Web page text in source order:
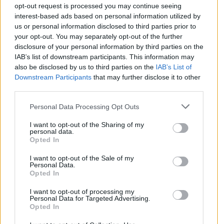
opt-out request is processed you may continue seeing
interest-based ads based on personal information utilized by
us or personal information disclosed to third parties prior to
your opt-out. You may separately opt-out of the further
disclosure of your personal information by third parties on the
IAB’s list of downstream participants. This information may
also be disclosed by us to third parties on the IAB’s List of
Downstream Participants that may further disclose it to other
Personal Data Processing Opt Outs
I want to opt-out of the Sharing of my
personal data.
Opted In
I want to opt-out of the Sale of my
Personal Data.
Opted In
I want to opt-out of processing my
Personal Data for Targeted Advertising.
Opted In
Δείτε επίσης